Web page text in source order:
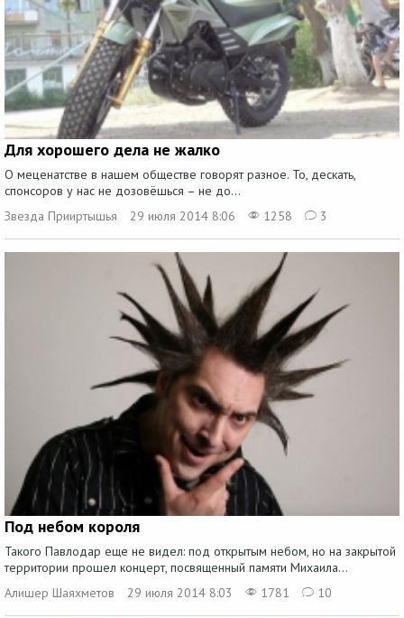
Для хорошего дела не жалко
О меценатстве в нашем обществе говорят разное. То, дескать,
спонсоров у нас не дозовёшься – не до...
Звезда Прииртышья
29 июля 2014 8:06 1258 3
Под небом короля
Такого Павлодар еще не видел: под открытым небом, но на закрытой
территории прошел концерт, посвященный памяти Михаила...
Алишер Шаяхметов
29 июля 2014 8:03 1781 10